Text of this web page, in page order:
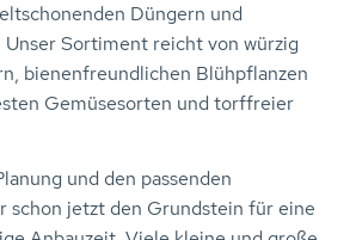
Düngern und
Unser Sortiment reicht von würzig
bienenfreundlichen Blühpflanzen
Gemüsesorten und torffreier
und den passenden
schon jetzt den Grundstein für eine